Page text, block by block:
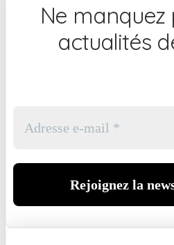
Ne manquez
actualités